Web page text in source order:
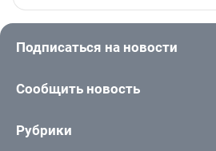
Подписаться на новости
Сообщить новость
Рубрики